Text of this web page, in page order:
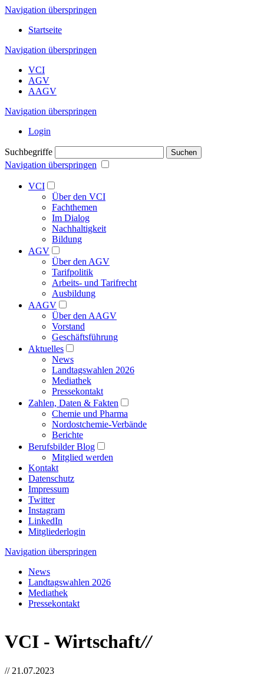
Navigation überspringen
Startseite
Navigation überspringen
VCI
AGV
AAGV
Navigation überspringen
Login
Suchbegriffe Suchen
Navigation überspringen
VCI
Über den VCI
Fachthemen
Im Dialog
Nachhaltigkeit
Bildung
AGV
Über den AGV
Tarifpolitik
Arbeits- und Tarifrecht
Ausbildung
AAGV
Über den AAGV
Vorstand
Geschäftsführung
Aktuelles
News
Landtagswahlen 2026
Mediathek
Pressekontakt
Zahlen, Daten & Fakten
Chemie und Pharma
Nordostchemie-Verbände
Berichte
Berufsbilder Blog
Mitglied werden
Kontakt
Datenschutz
Impressum
Twitter
Instagram
LinkedIn
Mitgliederlogin
Navigation überspringen
News
Landtagswahlen 2026
Mediathek
Pressekontakt
VCI - Wirtschaft//
// 21.07.2023